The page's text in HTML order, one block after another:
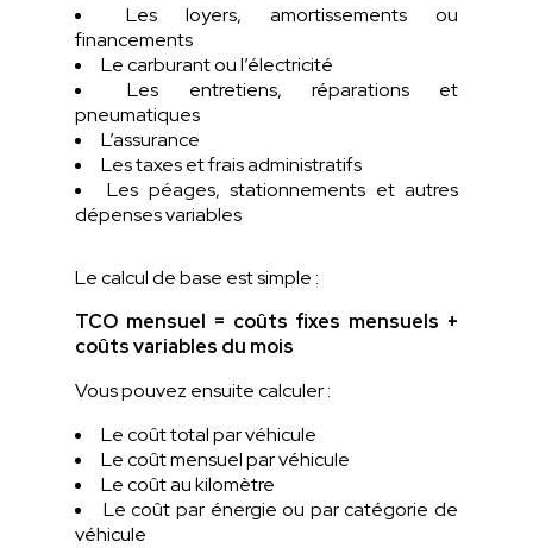
Les loyers, amortissements ou
financements
Le carburant ou l’électricité
Les entretiens, réparations et
pneumatiques
L’assurance
Les taxes et frais administratifs
Les péages, stationnements et autres
dépenses variables
Le calcul de base est simple :
TCO mensuel = coûts fixes mensuels +
coûts variables du mois
Vous pouvez ensuite calculer :
Le coût total par véhicule
Le coût mensuel par véhicule
Le coût au kilomètre
Le coût par énergie ou par catégorie de
véhicule